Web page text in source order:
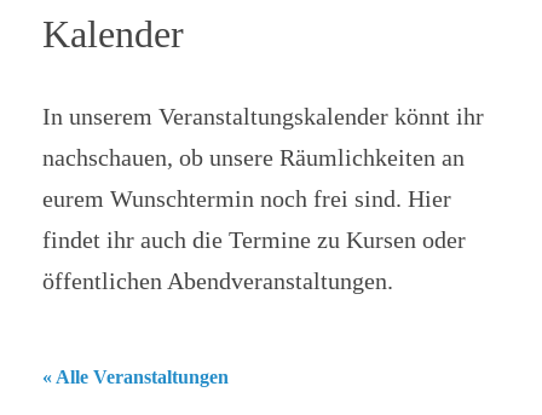
Kalender
In unserem Veranstaltungskalender könnt ihr
nachschauen, ob unsere Räumlichkeiten an
eurem Wunschtermin noch frei sind. Hier
findet ihr auch die Termine zu Kursen oder
öffentlichen Abendveranstaltungen.
« Alle Veranstaltungen